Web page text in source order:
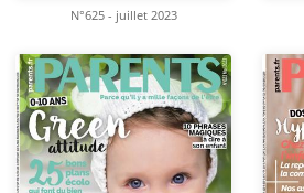
N°625 - juillet 2023